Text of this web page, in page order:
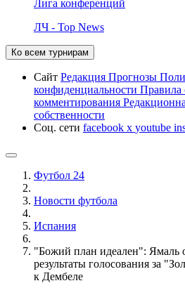
Лига конференций
ЛЧ - Top News
Ко всем турнирам
Сайт Редакция Прогнозы
конфиденциальности Правила
комментирования
собственности
Соц. сети facebook x youtube
Футбол 24
Новости футбола
Испания
"Божий план идеален": Ямаль
результаты голосования за
к Дембеле